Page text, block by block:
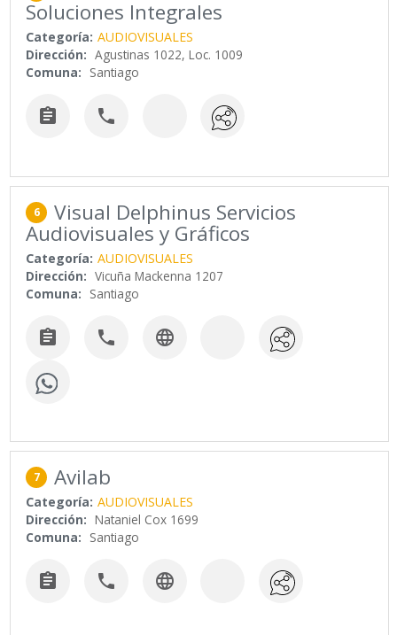
Soluciones Integrales
Categoría: AUDIOVISUALES
Dirección: Agustinas 1022, Loc. 1009
Comuna: Santiago
 
6 Visual Delphinus Servicios
Audiovisuales y Gráficos
Categoría: AUDIOVISUALES
Dirección: Vicuña Mackenna 1207
Comuna: Santiago
  
7 Avilab
Categoría: AUDIOVISUALES
Dirección: Nataniel Cox 1699
Comuna: Santiago
  